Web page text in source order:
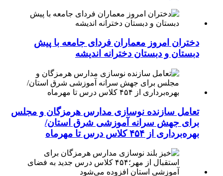
دختران امروز معماران فردای جامعه با پیش
دبستان و دبستان دخترانه اندیشه
تعامل سازنده نوسازی مدارس هرمزگان و مجلس
برای جهش سرانه آموزشی شرق استان/
بهره‌برداری از ۴۵۴ کلاس درس تا مهرماه